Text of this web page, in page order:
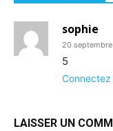
sophie
20
5
LAISSER UN